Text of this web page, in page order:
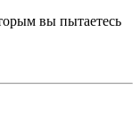
вы пытаетесь